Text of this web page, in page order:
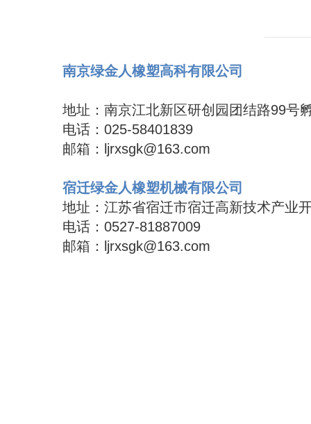
南京绿金人橡塑高科有限公司
地址： 南京江北新区研创园团结路99号
电话：025-58401839
邮箱：ljrxsgk@163.com
宿迁绿金人橡塑机械有限公司
地址：江苏省宿迁市宿迁高新技术产业
电话：0527-81887009
邮箱：ljrxsgk@163.com